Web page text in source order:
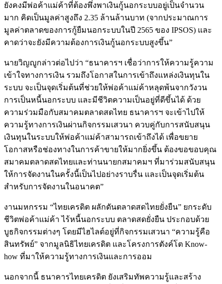
ยังคงมีพ่อค้าแม่ค้าที่ต้องพึ่งพาเงินกู้นอกระบบอยู่เป็นจำนวน
มาก คิดเป็นมูลค่าสูงถึง 2.35 ล้านล้านบาท (จากประมาณการ
มูลค่าตลาดของการกู้ยืมนอกระบบในปี 2565 ของ IPSOS) และ
คาดว่าจะยังมีความต้องการเงินกู้นอกระบบสูงขึ้น”
นายวิญญูกล่าวต่อไปว่า “ธนาคารฯ เชื่อว่าการให้ความรู้ความ
เข้าใจทางการเงิน รวมถึงโอกาสในการเข้าถึงแหล่งเงินทุนใน
ระบบ จะเป็นจุดเริ่มต้นที่ช่วยให้พ่อค้าแม่ค้าหลุดพ้นจากวังวน
การเป็นหนี้นอกระบบ และมีชีวิตความเป็นอยู่ที่ดีขึ้นได้ ด้วย
ความร่วมมือกับสมาคมตลาดสดไทย ธนาคารฯ จะเข้าไปให้
ความรู้ทางการเงินผ่านกิจกรรมเสวนา ควบคู่กับการสนับสนุน
เงินทุนในระบบให้พ่อค้าแม่ค้าสามารถเข้าถึงได้ เพื่อขยาย
โอกาสหรือช่องทางในการค้าขายให้มากยิ่งขึ้น ต้องขอขอบคุณ
สมาคมตลาดสดไทยและท่านนายกสมาคมฯ ที่มาร่วมสนับสนุน
ให้การจัดงานในครั้งนี้เป็นไปอย่างราบรื่น และเป็นจุดเริ่มต้น
สำหรับการจัดงานในอนาคต”
งานมหกรรม “ไทยเครดิต ผลักดันตลาดสดไทยยั่งยืน” ยกระดับ
ชีวิตพ่อค้าแม่ค้า ไร้หนี้นอกระบบ ตลาดสดยั่งยืน ประกอบด้วย
บูธกิจกรรมต่างๆ โดยมีไฮไลต์อยู่ที่กิจกรรมเสวนา “ความรู้คือ
สินทรัพย์” จากมูลนิธิไทยเครดิต และโครงการตังค์โต Know-
how ที่มาให้ความรู้ทางการเงินและการออม
นอกจากนี้ ธนาคารไทยเครดิต ยังเสริมทัพความรู้และสร้าง